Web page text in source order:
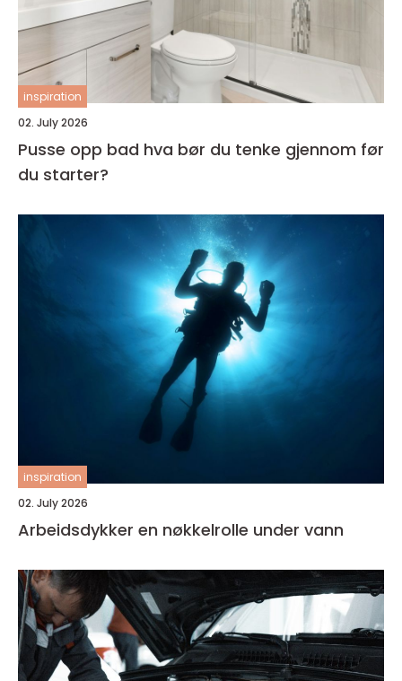
inspiration
02. July 2026
Pusse opp bad hva bør du tenke gjennom før
du starter?
inspiration
02. July 2026
Arbeidsdykker en nøkkelrolle under vann